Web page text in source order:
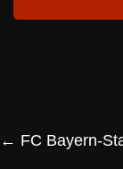
← FC Bayern-